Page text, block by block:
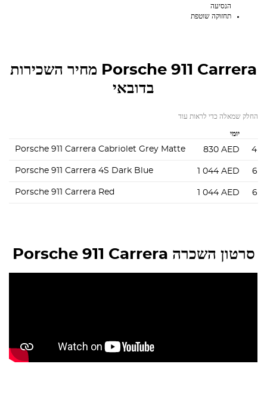
הנסיעה
תחזוקה שוטפת
Porsche 911 Carrera מחיר השכירות
בדובאי
החלק שמאלה כדי לראות עוד
יומי
Porsche 911 Carrera Cabriolet Grey Matte 830 AED 4
Porsche 911 Carrera 4S Dark Blue 1 044 AED 6
Porsche 911 Carrera Red 1 044 AED 6
סרטון השכרה Porsche 911 Carrera